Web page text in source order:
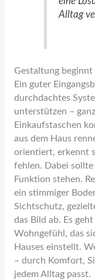
Alltag
Gestaltung
Ein guter
durchdachtes
unterstützen –
Einkaufstaschen
aus dem Haus
orientiert, erkennt
fehlen. Dabei
Funktion stehen.
ein stimmiger
Sichtschutz,
das Bild ab. Es
Wohngefühl, das
Hauses einstellt.
– durch Komfort,
jedem Alltag passt.